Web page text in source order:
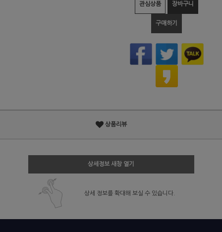
관심상품 장바구니
구매하기
상품리뷰
상세정보 새창 열기
상세 정보를 확대해 보실 수 있습니다.